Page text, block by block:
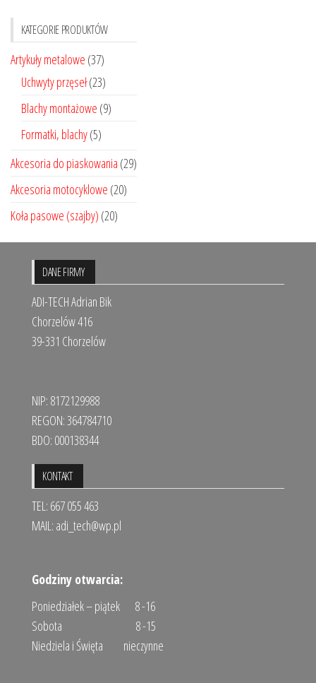
KATEGORIE PRODUKTÓW
Artykuły metalowe (37)
Uchwyty przęseł(23)
Blachy montażowe (9)
Formatki, blachy(5)
Akcesoria do piaskowania (29)
Akcesoria motocyklowe (20)
Koła pasowe (szajby) (20)
DANE FIRMY
ADI-TECH Adrian Bik
Chorzelów 416
39-331 Chorzelów
NIP: 8172129988
REGON: 364784710
BDO: 000138344
KONTAKT
TEL: 667 055 463
MAIL: adi_tech@wp.pl
Godziny otwarcia:
Poniedziałek – piątek 8 -16
Sobota 8 -15
Niedziela i Święta nieczynne